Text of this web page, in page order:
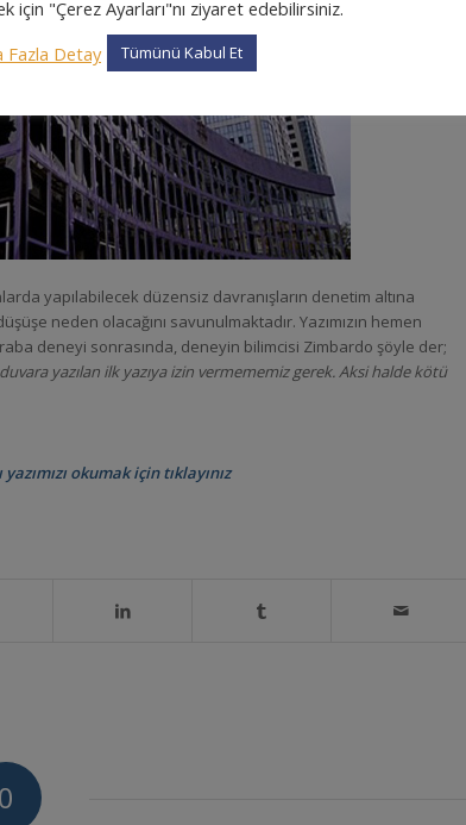
yapılabilecek düzensiz davranışların denetim altına
neden olacağını savunulmaktadır. Yazımızın hemen
deneyi sonrasında, deneyin bilimcisi Zimbardo şöyle der;
yazılan ilk yazıya izin vermememiz gerek. Aksi halde kötü
okumak için tıklayınız
0
için "Çerez Ayarları"nı ziyaret edebilirsiniz.
Fazla Detay
Tümünü Kabul Et